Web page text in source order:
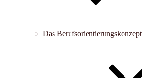
Das Berufsorientierungskonzept